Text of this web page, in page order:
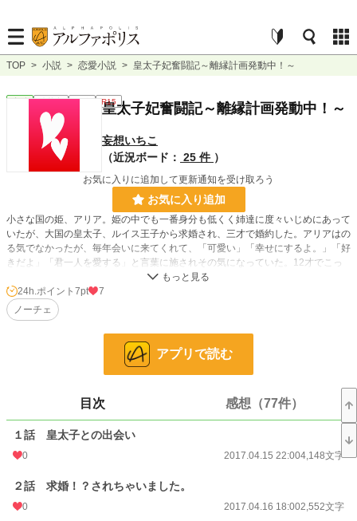
TOP > 小説 > 恋愛小説 > 皇太子妃奮闘記～離縁計画発動中！～
連載中 長編 R15
皇太子妃奮闘記～離縁計画発動中！～
妄想いちこ
（近況ボード： 25 件 ）
お気に入りに追加して更新通知を受け取ろう
お気に入り追加
小さな国の姫、アリア。姫の中でも一番身分も低くく姉達に度々いじめにあって
いたが、大国の皇太子、ルイス王子から求婚され、三才で婚約した。アリアはの
る気でなかったが、毎年会いに来てくれて、「可愛い」「幸せにするよ。」「好
きだよ」「君一人を愛する」と言葉に施されその気になっていた。12才でこっ
そりと皇太子のいる国へ行った????ら、既に側妃を二人娶っていた！しかも女
好きで有名だった！現実を突きつけられてアリアは裏切られたと思い、婚約の破
棄を父である国王にお願いをしたが、相手があまりに悪いのと、側妃くらい我慢
しろ言われ、しぶしぶ嫁ぐことになった。いつまでもうじうじしていられない！
でも嫌なものは嫌！こうなったら、円満離縁をしてみせましょう！
そんな皇太子妃の離縁奮闘記の物語である！
誤字、脱字が多いと思います。ご指摘を宜しくお願いいたします。
また感想等頂けると励みになります。
マイペースで頑張っていきます。
宜しくお願いいたします。
24h.ポイント 7pt
7
ノーチェ
アプリで読む
目次 感想（77件）
１話 皇太子との出会い
0 2017.04.15 22:004,148文字
２話 求婚！？されちゃいました。
0 2017.04.16 18:002,552文字